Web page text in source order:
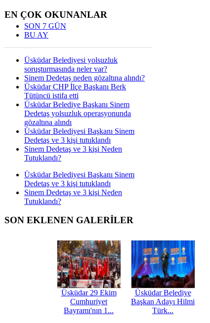
EN ÇOK OKUNANLAR
SON 7 GÜN
BU AY
Üsküdar Belediyesi yolsuzluk
soruşturmasında neler var?
Sinem Dedetaş neden gözaltına alındı?
Üsküdar CHP İlçe Başkanı Berk
Tütüncü istifa etti
Üsküdar Belediye Başkanı Sinem
Dedetaş yolsuzluk operasyonunda
gözaltına alındı
Üsküdar Belediyesi Başkanı Sinem
Dedetaş ve 3 kişi tutuklandı
Sinem Dedetaş ve 3 kişi Neden
Tutuklandı?
Üsküdar Belediyesi Başkanı Sinem
Dedetaş ve 3 kişi tutuklandı
Sinem Dedetaş ve 3 kişi Neden
Tutuklandı?
SON EKLENEN GALERİLER
Üsküdar 29 Ekim
Cumhuriyet
Bayramı'nın 1...
Üsküdar Belediye
Başkan Adayı Hilmi
Türk...